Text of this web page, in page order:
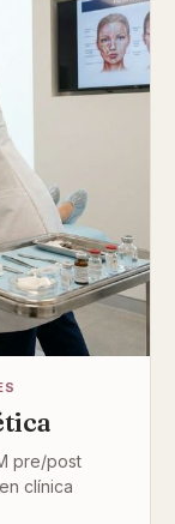
pre/post
clínica